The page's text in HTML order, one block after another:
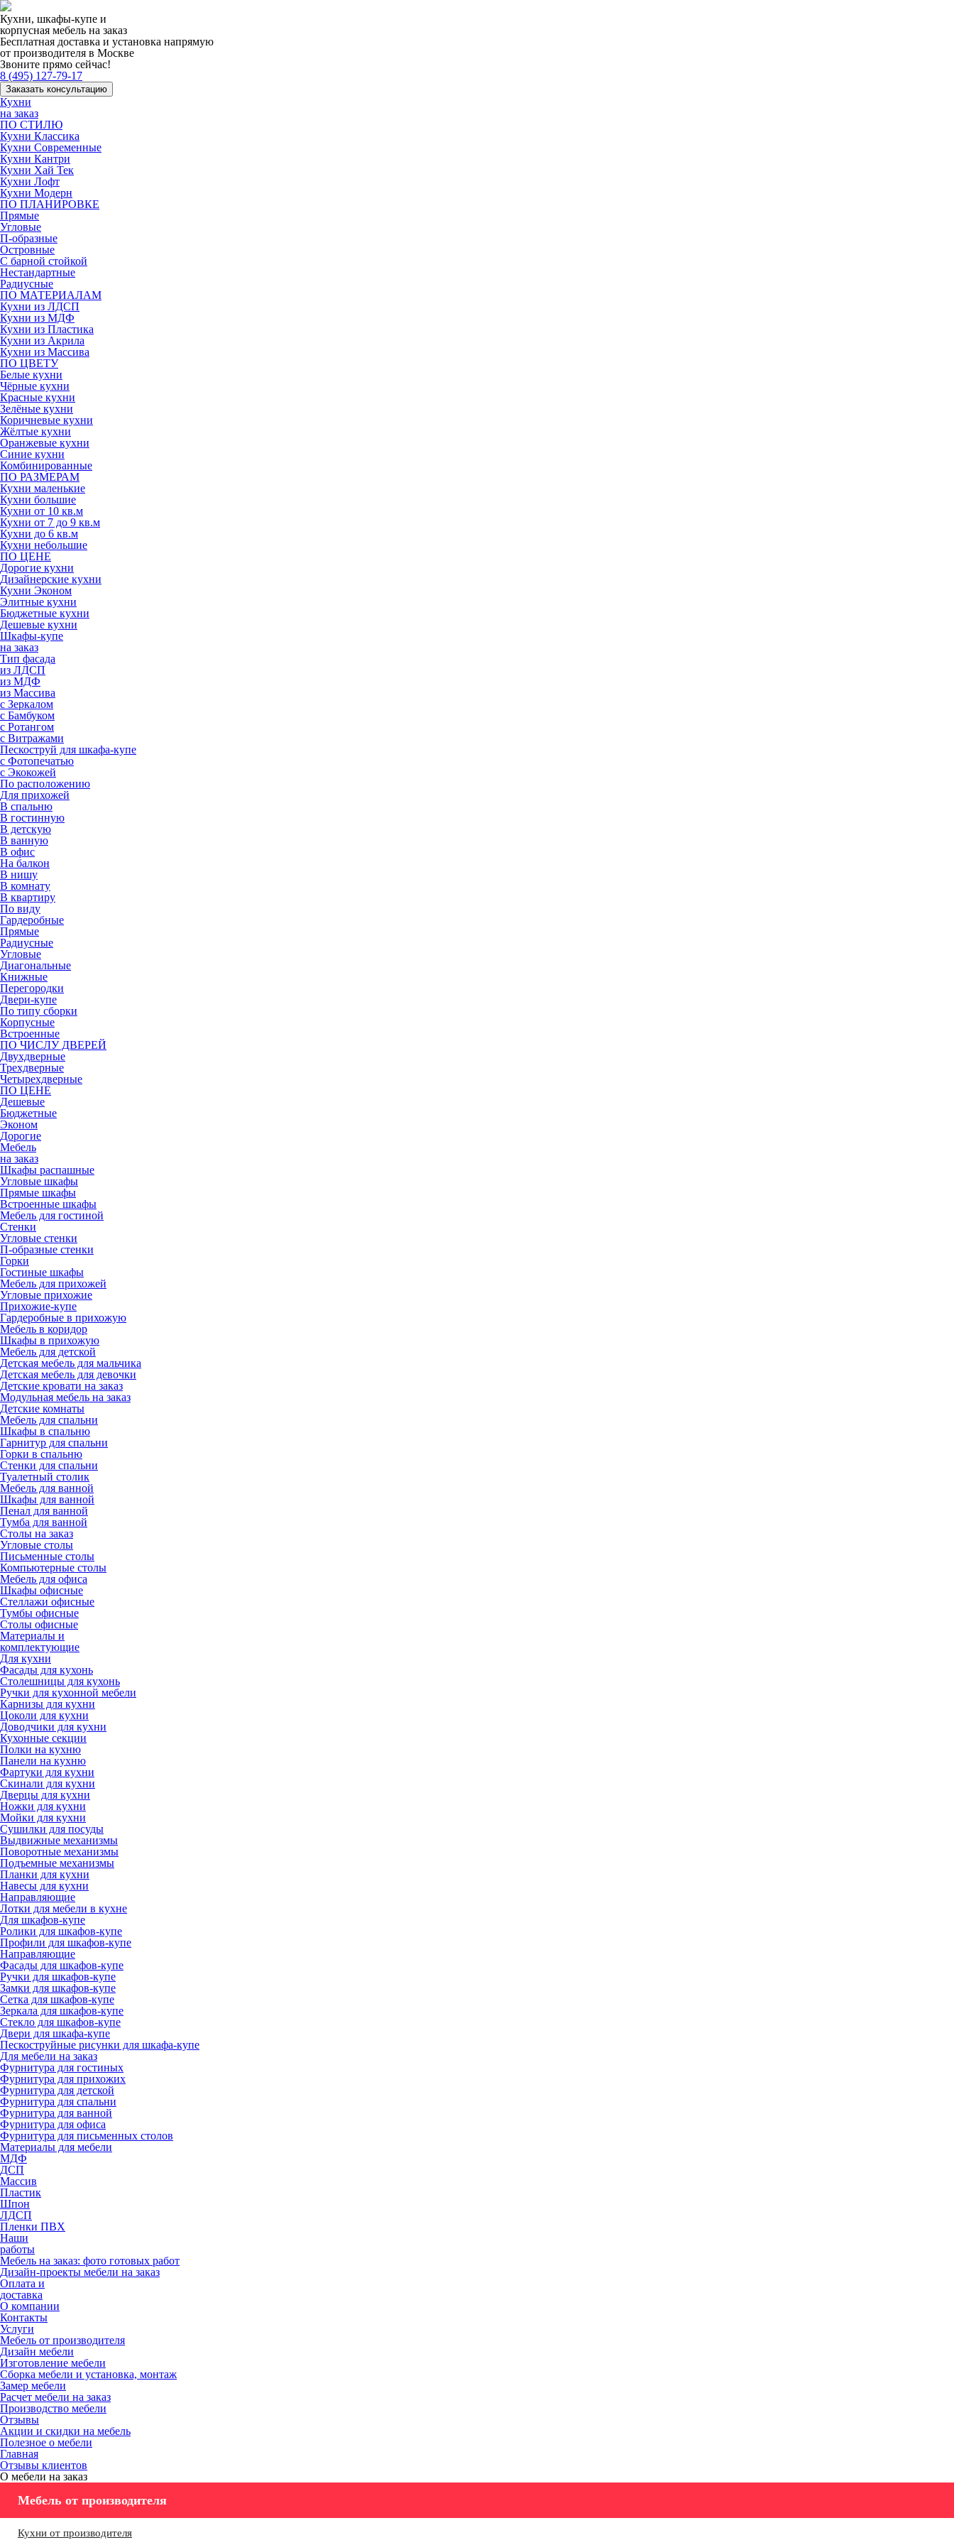
Кухни, шкафы-купе и
корпусная мебель на заказ
Бесплатная доставка и установка напрямую
от производителя в Москве
Звоните прямо сейчас!
8 (495) 127-79-17
Заказать консультацию
Кухни
на заказ
ПО СТИЛЮ
Кухни Классика
Кухни Современные
Кухни Кантри
Кухни Хай Тек
Кухни Лофт
Кухни Модерн
ПО ПЛАНИРОВКЕ
Прямые
Угловые
П-образные
Островные
С барной стойкой
Нестандартные
Радиусные
ПО МАТЕРИАЛАМ
Кухни из ЛДСП
Кухни из МДФ
Кухни из Пластика
Кухни из Акрила
Кухни из Массива
ПО ЦВЕТУ
Белые кухни
Чёрные кухни
Красные кухни
Зелёные кухни
Коричневые кухни
Жёлтые кухни
Оранжевые кухни
Синие кухни
Комбинированные
ПО РАЗМЕРАМ
Кухни маленькие
Кухни большие
Кухни от 10 кв.м
Кухни от 7 до 9 кв.м
Кухни до 6 кв.м
Кухни небольшие
ПО ЦЕНЕ
Дорогие кухни
Дизайнерские кухни
Кухни Эконом
Элитные кухни
Бюджетные кухни
Дешевые кухни
Шкафы-купе
на заказ
Тип фасада
из ЛДСП
из МДФ
из Массива
с Зеркалом
с Бамбуком
с Ротангом
с Витражами
Пескоструй для шкафа-купе
с Фотопечатью
с Экокожей
По расположению
Для прихожей
В спальню
В гостинную
В детскую
В ванную
В офис
На балкон
В нишу
В комнату
В квартиру
По виду
Гардеробные
Прямые
Радиусные
Угловые
Диагональные
Книжные
Перегородки
Двери-купе
По типу сборки
Корпусные
Встроенные
ПО ЧИСЛУ ДВЕРЕЙ
Двухдверные
Трехдверные
Четырехдверные
ПО ЦЕНЕ
Дешевые
Бюджетные
Эконом
Дорогие
Мебель
на заказ
Шкафы распашные
Угловые шкафы
Прямые шкафы
Встроенные шкафы
Мебель для гостиной
Стенки
Угловые стенки
П-образные стенки
Горки
Гостиные шкафы
Мебель для прихожей
Угловые прихожие
Прихожие-купе
Гардеробные в прихожую
Мебель в коридор
Шкафы в прихожую
Мебель для детской
Детская мебель для мальчика
Детская мебель для девочки
Детские кровати на заказ
Модульная мебель на заказ
Детские комнаты
Мебель для спальни
Шкафы в спальню
Гарнитур для спальни
Горки в спальню
Стенки для спальни
Туалетный столик
Мебель для ванной
Шкафы для ванной
Пенал для ванной
Тумба для ванной
Столы на заказ
Угловые столы
Письменные столы
Компьютерные столы
Мебель для офиса
Шкафы офисные
Стеллажи офисные
Тумбы офисные
Столы офисные
Материалы и
комплектующие
Для кухни
Фасады для кухонь
Столешницы для кухонь
Ручки для кухонной мебели
Карнизы для кухни
Цоколи для кухни
Доводчики для кухни
Кухонные секции
Полки на кухню
Панели на кухню
Фартуки для кухни
Скинали для кухни
Дверцы для кухни
Ножки для кухни
Мойки для кухни
Сушилки для посуды
Выдвижные механизмы
Поворотные механизмы
Подъемные механизмы
Планки для кухни
Навесы для кухни
Направляющие
Лотки для мебели в кухне
Для шкафов-купе
Ролики для шкафов-купе
Профили для шкафов-купе
Направляющие
Фасады для шкафов-купе
Ручки для шкафов-купе
Замки для шкафов-купе
Сетка для шкафов-купе
Зеркала для шкафов-купе
Стекло для шкафов-купе
Двери для шкафа-купе
Пескоструйные рисунки для шкафа-купе
Для мебели на заказ
Фурнитура для гостиных
Фурнитура для прихожих
Фурнитура для детской
Фурнитура для спальни
Фурнитура для ванной
Фурнитура для офиса
Фурнитура для письменных столов
Материалы для мебели
МДФ
ДСП
Массив
Пластик
Шпон
ЛДСП
Пленки ПВХ
Наши
работы
Мебель на заказ: фото готовых работ
Дизайн-проекты мебели на заказ
Оплата и
доставка
О компании
Контакты
Услуги
Мебель от производителя
Дизайн мебели
Изготовление мебели
Сборка мебели и установка, монтаж
Замер мебели
Расчет мебели на заказ
Производство мебели
Отзывы
Акции и скидки на мебель
Полезное о мебели
Главная
Отзывы клиентов
О мебели на заказ
Мебель от производителя
Кухни от производителя